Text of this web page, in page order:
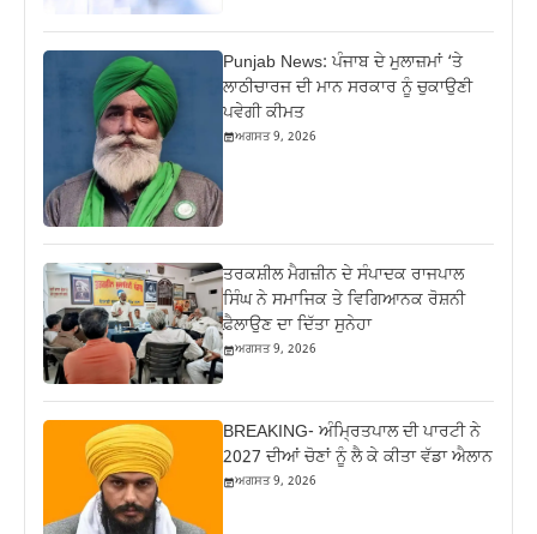
Punjab News: ਪੰਜਾਬ ਦੇ ਮੁਲਾਜ਼ਮਾਂ ‘ਤੇ
ਲਾਠੀਚਾਰਜ ਦੀ ਮਾਨ ਸਰਕਾਰ ਨੂੰ ਚੁਕਾਉਣੀ
ਪਵੇਗੀ ਕੀਮਤ
ਅਗਸਤ 9, 2026
ਤਰਕਸ਼ੀਲ ਮੈਗਜ਼ੀਨ ਦੇ ਸੰਪਾਦਕ ਰਾਜਪਾਲ
ਸਿੰਘ ਨੇ ਸਮਾਜਿਕ ਤੇ ਵਿਗਿਆਨਕ ਰੋਸ਼ਨੀ
ਫ਼ੈਲਾਉਣ ਦਾ ਦਿੱਤਾ ਸੁਨੇਹਾ
ਅਗਸਤ 9, 2026
BREAKING- ਅੰਮ੍ਰਿਤਪਾਲ ਦੀ ਪਾਰਟੀ ਨੇ
2027 ਦੀਆਂ ਚੋਣਾਂ ਨੂੰ ਲੈ ਕੇ ਕੀਤਾ ਵੱਡਾ ਐਲਾਨ
ਅਗਸਤ 9, 2026